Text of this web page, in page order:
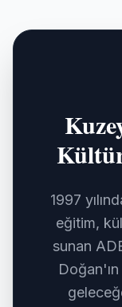
1997
eğitim,
sunan